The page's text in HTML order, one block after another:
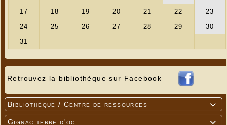
Retrouvez la bibliothèque sur Facebook

Bibliothèque / Centre de ressources

Gignac terre d'oc